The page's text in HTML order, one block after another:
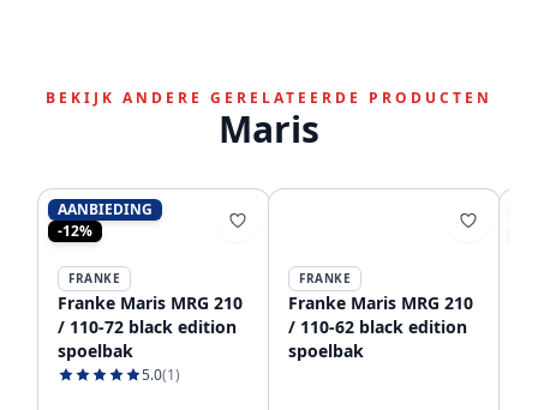
BEKIJK ANDERE GERELATEERDE PRODUCTEN
Maris
AANBIEDING
-12%
FRANKE
Franke Maris MRG 210
/ 110-72 black edition
spoelbak
5.0(1)
FRANKE
Franke Maris MRG 210
/ 110-62 black edition
spoelbak